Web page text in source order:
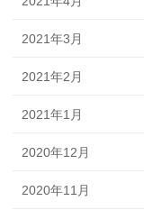
2021年3月
2021年2月
2021年1月
2020年12月
2020年11月